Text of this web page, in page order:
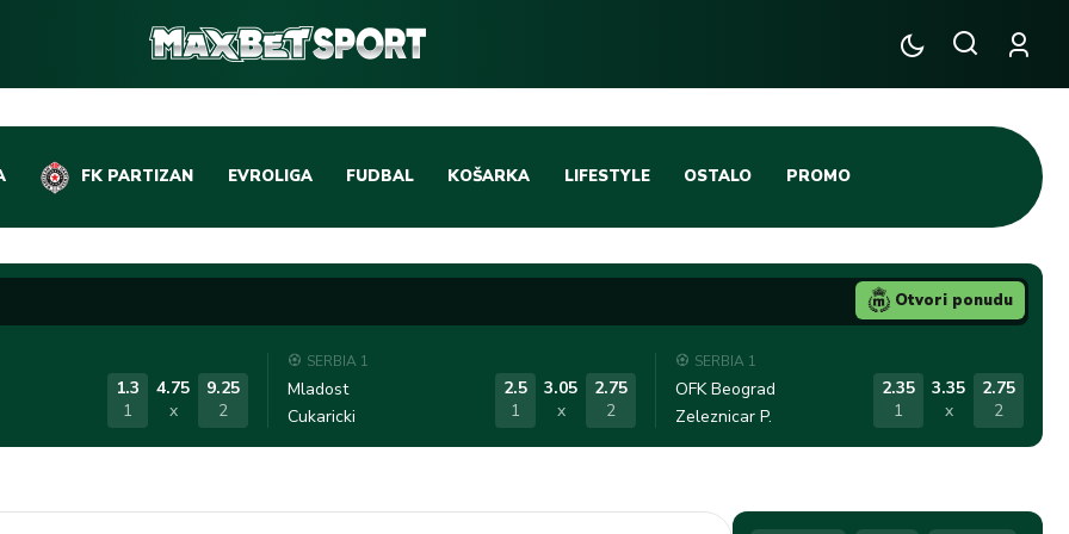
FK PARTIZAN EVROLIGA FUDBAL
DOMAĆI FUDBAL
LIGE PETICE
OSTALE LIGE
KOŠARKA
EVROLIGA
ABA LIGA
REPREZENTATIVNA KOŠARKA
LIFESTYLE OSTALO
TENIS
TIFO SCENA
KROZ OBRUČ!
PROMO
1.3
1
4.75
x
9.25
2
SERBIA 1
Mladost
Cukaricki
2.5
1
3.05
x
2.75
2
SERBIA 1
OFK Beograd
Zeleznicar P.
2.35
1
3.35
x
2.75
2
Otvori ponudu